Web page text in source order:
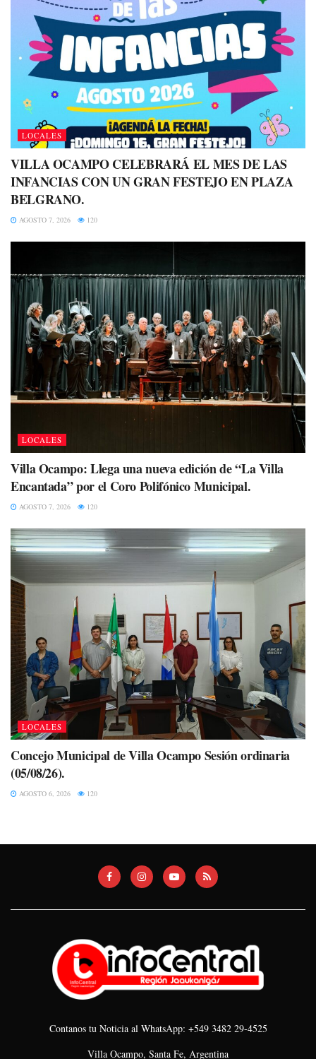
LOCALES
VILLA OCAMPO CELEBRARÁ EL MES DE LAS
INFANCIAS CON UN GRAN FESTEJO EN PLAZA
BELGRANO.
AGOSTO 7, 2026 120
LOCALES
Villa Ocampo: Llega una nueva edición de “La Villa
Encantada” por el Coro Polifónico Municipal.
AGOSTO 7, 2026 120
LOCALES
Concejo Municipal de Villa Ocampo Sesión ordinaria
(05/08/26).
AGOSTO 6, 2026 120
Contanos tu Noticia al WhatsApp: +549 3482 29-4525
Villa Ocampo, Santa Fe, Argentina